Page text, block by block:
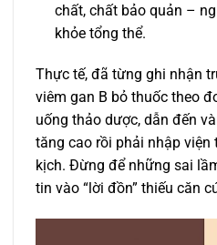
chất, chất bảo quản –
khỏe tổng thể.
Thực tế, đã từng ghi nhận
viêm gan B bỏ thuốc theo
uống thảo dược, dẫn đến
tăng cao rồi phải nhập
kịch. Đừng để những sai
tin vào “lời đồn” thiếu căn